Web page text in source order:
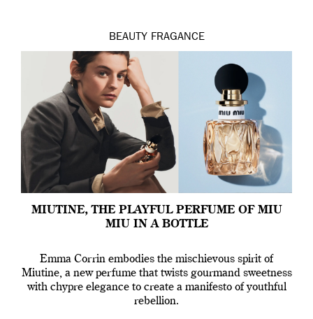
BEAUTY FRAGANCE
MIUTINE, THE PLAYFUL PERFUME OF MIU
MIU IN A BOTTLE
Emma Corrin embodies the mischievous spirit of
Miutine, a new perfume that twists gourmand sweetness
with chypre elegance to create a manifesto of youthful
rebellion.